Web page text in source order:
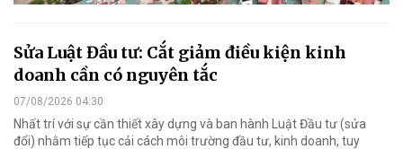
Sửa Luật Đầu tư: Cắt giảm điều kiện kinh
doanh cần có nguyên tắc
07/08/2026 04:30
Nhất trí với sự cần thiết xây dựng và ban hành Luật Đầu tư (sửa
đổi) nhằm tiếp tục cải cách môi trường đầu tư, kinh doanh, tuy